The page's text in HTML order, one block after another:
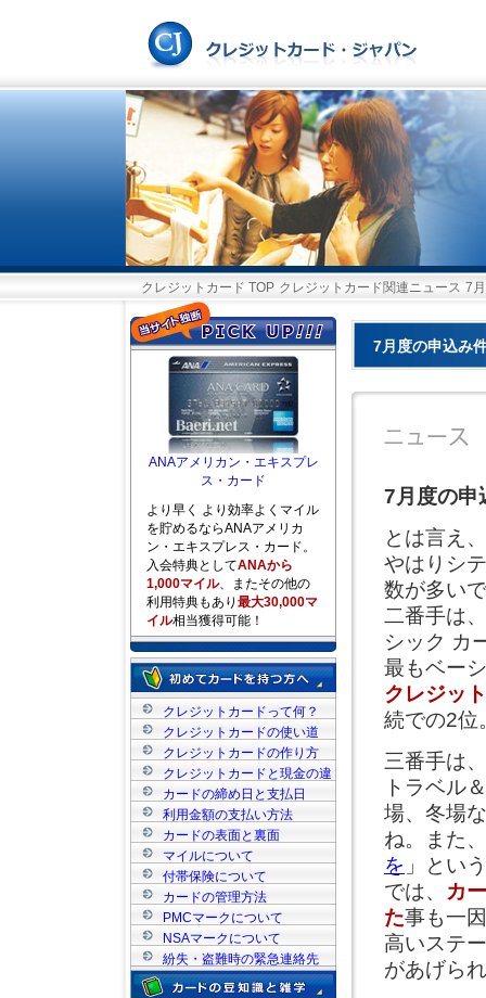
クレジットカード TOP クレジットカード関連ニュース 7
7月度の申込み
7月度の申
とは言え
やはりシ
数が多い
二番手は
シック カ
最もベー
クレジット
続での2位
三番手は
トラベル
場、冬場
ね。また
を 」とい
では、 カ
た事も一
高いステ
があげら
ANAアメリカン・エキスプレ
ス・カード
より早く より効率よくマイル
を貯めるならANAアメリカ
ン・エキスプレス・カード。
入会特典としてANAから
1,000マイル、またその他の
利用特典もあり 最大30,000マ
イル相当獲得可能！
クレジットカードって何？
クレジットカードの使い道
クレジットカードの作り方
クレジットカードと現金の違
い
カードの締め日と支払日
利用金額の支払い方法
カードの表面と裏面
マイルについて
付帯保険について
カードの管理方法
PMCマークについて
NSAマークについて
紛失・盗難時の緊急連絡先